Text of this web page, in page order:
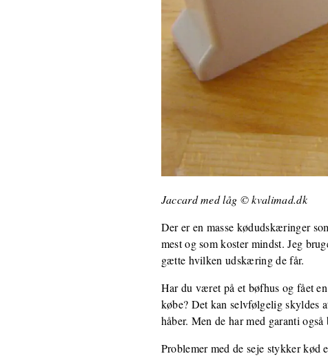
Jaccard med låg © kvalimad.dk
Der er en masse kødudskæringer
mest og som koster mindst. Jeg
gætte hvilken udskæring de får.
Har du været på et bøfhus og fået
købe? Det kan selvfølgelig skyldes
håber. Men de har med garanti
Problemer med de seje stykker kød